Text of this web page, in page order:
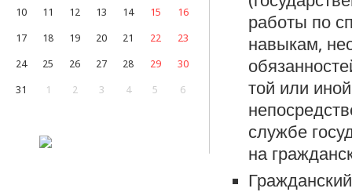
10 11 12 13 14 15 16
17 18 19 20 21 22 23
24 25 26 27 28 29 30
31 1 2 3 4 5 6
работы по
навыкам,
той или
службе
на